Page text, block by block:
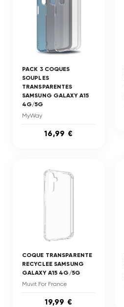
PACK 3 COQUES
SOUPLES
TRANSPARENTES
SAMSUNG GALAXY A15
4G/5G
MyWay
16,99 €
COQUE TRANSPARENTE
RECYCLEE SAMSUNG
GALAXY A15 4G/5G
Muvit For France
19,99 €